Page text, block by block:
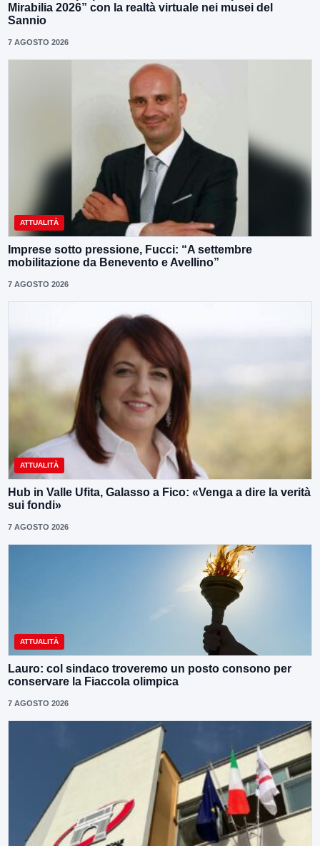
Mirabilia 2026” con la realtà virtuale nei musei del
Sannio
7 AGOSTO 2026
ATTUALITÀ
Imprese sotto pressione, Fucci: “A settembre
mobilitazione da Benevento e Avellino”
7 AGOSTO 2026
ATTUALITÀ
Hub in Valle Ufita, Galasso a Fico: «Venga a dire la verità
sui fondi»
7 AGOSTO 2026
ATTUALITÀ
Lauro: col sindaco troveremo un posto consono per
conservare la Fiaccola olimpica
7 AGOSTO 2026